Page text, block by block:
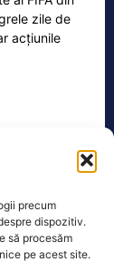
precum
dispozitiv.
să procesăm
pe acest site.
zile de
acțiunile
posibile
asupra